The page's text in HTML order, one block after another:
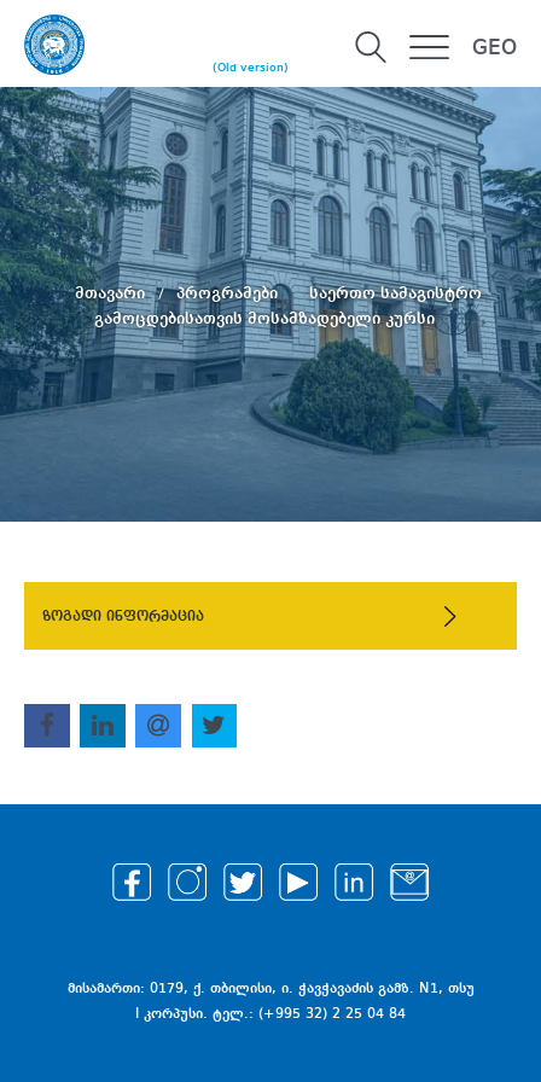
(Old version)
GEO
მთავარი პროგრამები
საერთო სამაგისტრო
გამოცდებისათვის მოსამზადებელი კურსი
ზოგადი ინფორმაცია
მისამართი: 0179, ქ. თბილისი, ი. ჭავჭავაძის გამზ. N1, თსუ
I კორპუსი. ტელ.: (+995 32) 2 25 04 84